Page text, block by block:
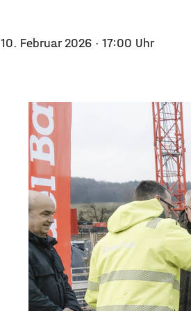
10. Februar 2026 · 17:00 Uhr